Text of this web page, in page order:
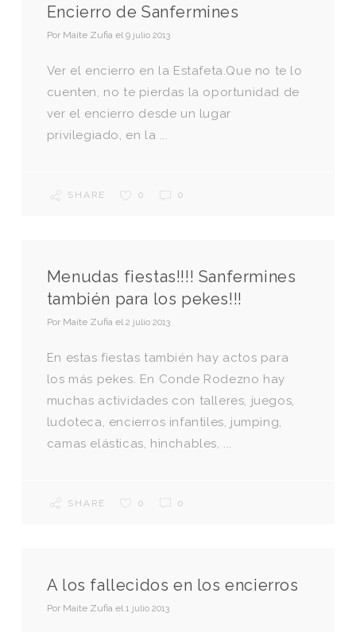
Encierro de Sanfermines
Por Maite Zufia el9 julio 2013
Ver el encierro en la Estafeta.Que no te lo
cuenten, no te pierdas la oportunidad de
ver el encierro desde un lugar
privilegiado, en la ...
SHARE 0 0
Menudas fiestas!!!! Sanfermines
también para los pekes!!!
Por Maite Zufia el2 julio 2013
En estas fiestas también hay actos para
los más pekes. En Conde Rodezno hay
muchas actividades con talleres, juegos,
ludoteca, encierros infantiles, jumping,
camas elásticas, hinchables, ...
SHARE 0 0
A los fallecidos en los encierros
Por Maite Zufia el1 julio 2013